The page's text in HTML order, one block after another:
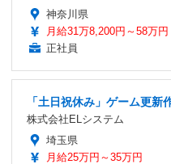
神奈川県
月給31万8,200円～58万円
正社員
「土日祝休み」ゲーム更
株式会社ELシステム
埼玉県
月給25万円～35万円